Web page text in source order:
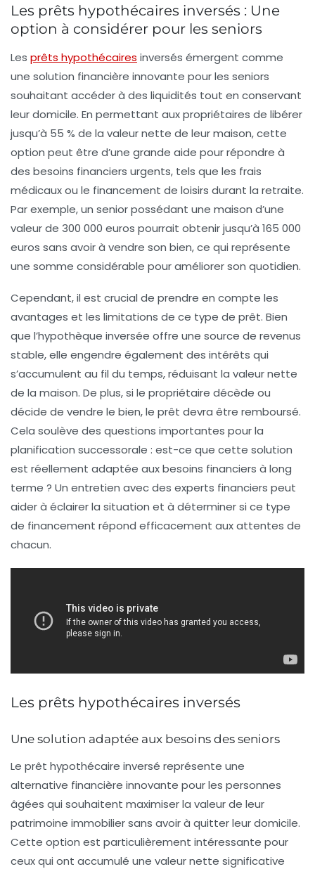
Les prêts hypothécaires inversés : Une
option à considérer pour les seniors
Les prêts hypothécaires inversés émergent comme
une solution financière innovante pour les seniors
souhaitant accéder à des liquidités tout en conservant
leur domicile. En permettant aux propriétaires de libérer
jusqu’à 55 % de la valeur nette de leurmaison, cette
option peut être d’une grande aide pour répondre à
des besoins financiers urgents, tels que les frais
médicaux ou le financement de loisirs durant la retraite.
Par exemple, un senior possédant une maison d’une
valeur de 300 000 euros pourrait obtenir jusqu’à 165 000
euros sans avoir à vendre son bien, ce qui représente
une somme considérable pour améliorer son quotidien.
Cependant, il est crucial de prendre en compte les
avantages et les limitations de ce type de prêt. Bien
que l’hypothèque inversée offre une source de revenus
stable, elle engendre également des intérêts qui
s’accumulent au fil du temps, réduisant la valeur nette
de la maison. De plus, si le propriétaire décède ou
décide de vendre le bien, le prêt devra être remboursé.
Cela soulève des questions importantes pour la
planification successorale : est-ce que cette solution
est réellement adaptée aux besoins financiers à long
terme ? Un entretien avec des experts financiers peut
aider à éclairer la situation et à déterminer si ce type
de financement répond efficacement aux attentes de
chacun.
Les prêts hypothécaires inversés
Une solution adaptée aux besoins des seniors
Le prêt hypothécaire inversé représente une
alternative financière innovante pour les personnes
âgées qui souhaitent maximiser la valeur de leur
patrimoine immobilier sans avoir à quitter leur domicile.
Cette option est particulièrement intéressante pour
ceux qui ont accumulé une valeur nette significative